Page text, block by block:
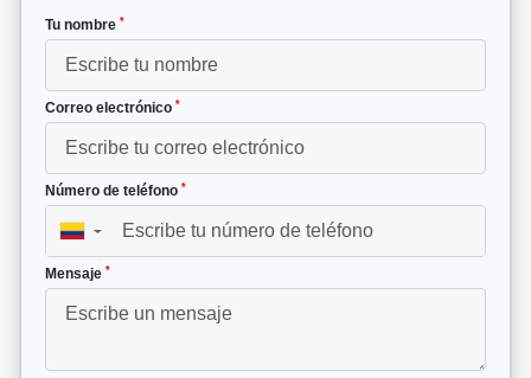
Tu nombre *
Correo electrónico *
Número de teléfono *
▼
Mensaje *